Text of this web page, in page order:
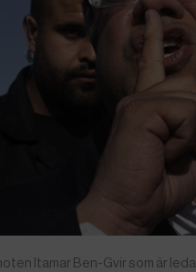
Itamar Ben-Gvir som är